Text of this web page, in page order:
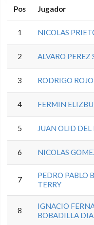
Pos Jugador
1 NICOLAS
2 ALVARO PEREZ
3 RODRIGO
4 FERMIN
5 JUAN OLID DEL
6 NICOLAS
7
PEDRO PABLO
TERRY
8
IGNACIO
BOBADILLA